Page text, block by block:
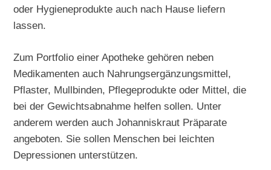
oder Hygieneprodukte auch nach Hause liefern
lassen.
Zum Portfolio einer Apotheke gehören neben
Medikamenten auch Nahrungsergänzungsmittel,
Pflaster, Mullbinden, Pflegeprodukte oder Mittel, die
bei der Gewichtsabnahme helfen sollen. Unter
anderem werden auch Johanniskraut Präparate
angeboten. Sie sollen Menschen bei leichten
Depressionen unterstützen.